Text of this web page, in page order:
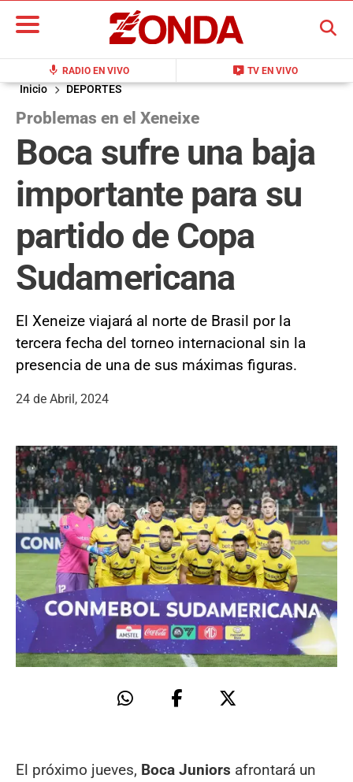
mic RADIO EN VIVO live_tv TV EN VIVO
BUSCAR
Inicio DEPORTES
Problemas en el Xeneixe
Boca sufre una baja
importante para su
partido de Copa
Sudamericana
El Xeneize viajará al norte de Brasil por la
tercera fecha del torneo internacional sin la
presencia de una de sus máximas figuras.
24 de Abril, 2024
El próximo jueves, Boca Juniors afrontará un